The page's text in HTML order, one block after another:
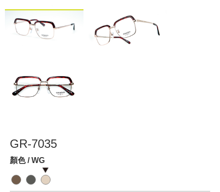
GR-7035
顏色 / WG